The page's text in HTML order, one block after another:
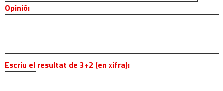
Opinió:
Escriu el resultat de 3+2 (en xifra):